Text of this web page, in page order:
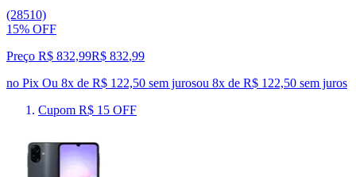
(28510)
15% OFF
Preço R$ 832,99R$ 832,99
no Pix Ou 8x de R$ 122,50 sem jurosou 8x de R$ 122,50 sem juros
Cupom R$ 15 OFF